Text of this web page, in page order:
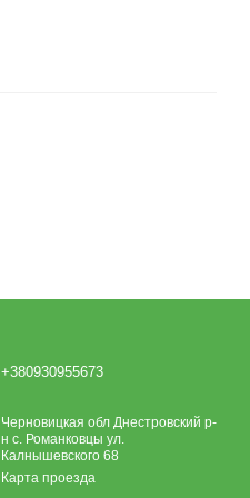
+380930955673
Черновицкая обл Днестровский р-
н с. Романковцы ул.
Калнышевского 68
Карта проезда